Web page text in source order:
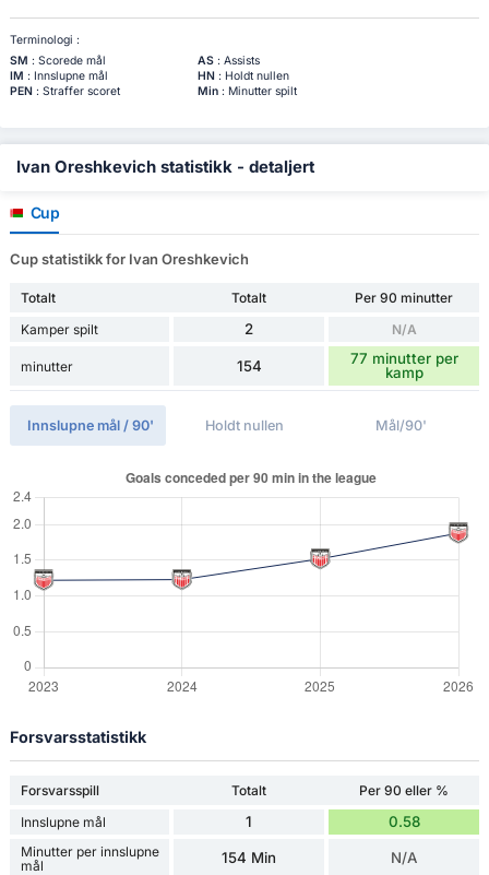
Terminologi :
SM : Scorede mål AS: Assists
IM : Innslupne mål HN : Holdt nullen
PEN : Straffer scoret Min: Minutter spilt
Ivan Oreshkevich statistikk - detaljert
Cup
Cup statistikk for Ivan Oreshkevich
Totalt Totalt
Per 90 minutter
Kamper spilt
2 N/A
minutter 154
77 minutter per
kamp
Innslupne mål / 90' Holdt nullen Mål/90'
Forsvarsstatistikk
Forsvarsspill Totalt
Per 90 eller %
Innslupne mål
1 0.58
Minutter per innslupne
mål
154 Min N/A